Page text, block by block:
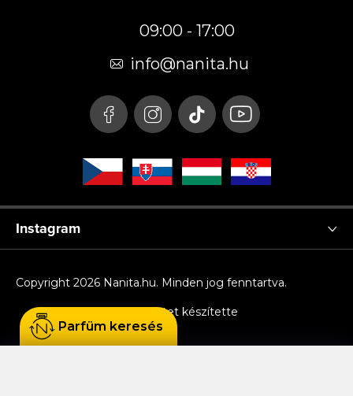
09:00 - 17:00
info@nanita.hu
Instagram
Shoptet készítette
Copyright 2026 Nanita.hu. Minden jog fenntartva.
Parfüm keresés